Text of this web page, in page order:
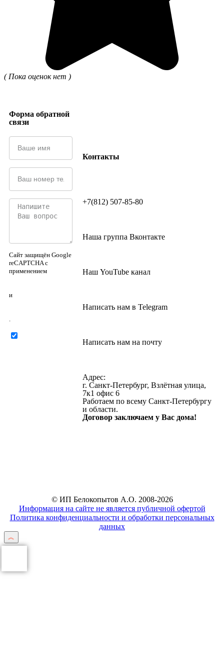
( Пока оценок нет )
Форма обратной
связи
Сайт защищён Google
reCAPTCHA с
применением
и
Контакты
+7(812) 507-85-80
Наша группа Вконтакте
Наш YouTube канал
Написать нам в Telegram
Написать нам на почту
Адрес:
г. Санкт-Петербург, Взлётная улица,
7к1 офис 6
Работаем по всему Санкт-Петербургу
и области.
Договор заключаем у Вас дома!
© ИП Белокопытов А.О. 2008-2026
Информация на сайте не является публичной офертой
Политика конфиденциальности и обработки персональных
данных